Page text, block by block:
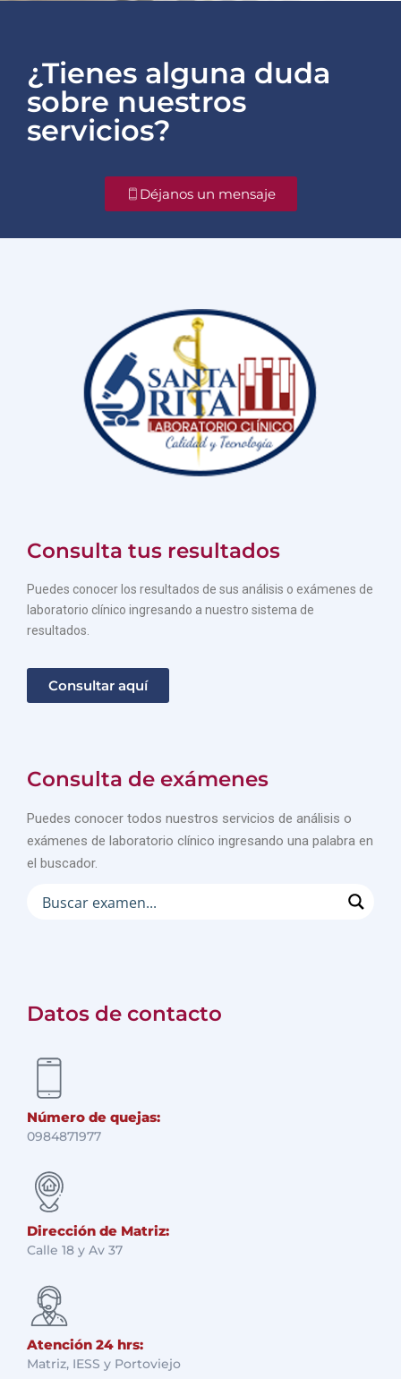
¿Tienes alguna duda
sobre nuestros
servicios?
Déjanos un mensaje
Consulta tus resultados
Puedes conocer los resultados de sus análisis o exámenes de
laboratorio clínico ingresando a nuestro sistema de
resultados.
Consultar aquí
Consulta de exámenes
Puedes conocer todos nuestros servicios de análisis o
exámenes de laboratorio clínico ingresando una palabra en
el buscador.
Datos de contacto
Número de quejas:
0984871977
Dirección de Matriz:
Calle 18 y Av 37
Atención 24 hrs:
Matriz, IESS y Portoviejo